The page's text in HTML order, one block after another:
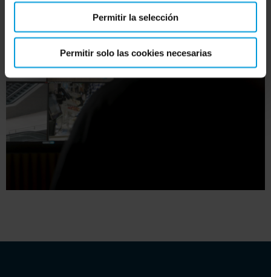
Permitir la selección
Permitir solo las cookies necesarias